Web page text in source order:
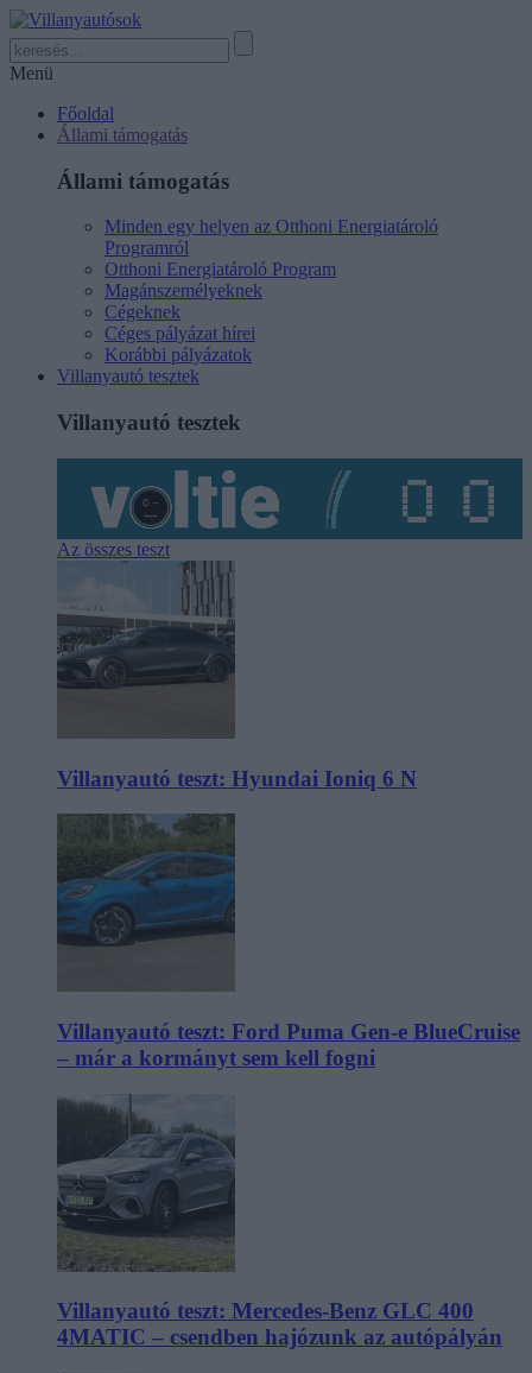
Menü
Főoldal
Állami támogatás
Állami támogatás
Minden egy helyen az Otthoni Energiatároló
Programról
Otthoni Energiatároló Program
Magánszemélyeknek
Cégeknek
Céges pályázat hírei
Korábbi pályázatok
Villanyautó tesztek
Villanyautó tesztek
Az összes teszt
Villanyautó teszt: Hyundai Ioniq 6 N
Villanyautó teszt: Ford Puma Gen-e BlueCruise
– már a kormányt sem kell fogni
Villanyautó teszt: Mercedes-Benz GLC 400
4MATIC – csendben hajózunk az autópályán